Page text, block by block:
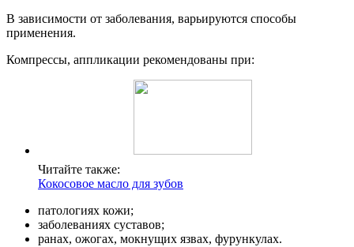
В зависимости от заболевания, варьируются способы
применения.
Компрессы, аппликации рекомендованы при:
Читайте также:
Кокосовое масло для зубов
патологиях кожи;
заболеваниях суставов;
ранах, ожогах, мокнущих язвах, фурункулах.